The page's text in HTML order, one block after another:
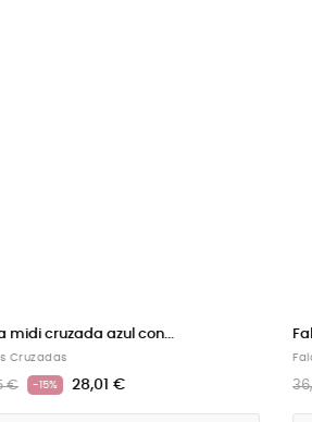
Falda maxi larga cruzada...
36,95 €